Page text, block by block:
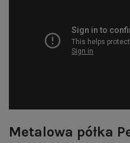
Metalowa półka